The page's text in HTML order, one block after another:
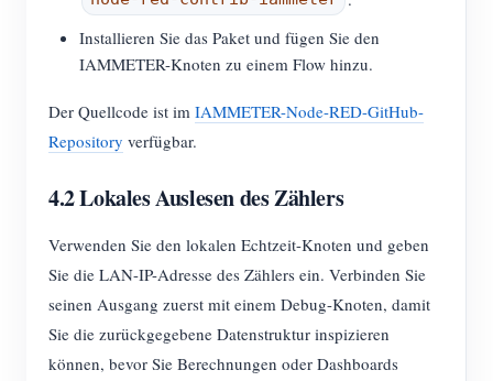
Installieren Sie das Paket und fügen Sie den
IAMMETER-Knoten zu einem Flow hinzu.
Der Quellcode ist im IAMMETER-Node-RED-GitHub-
Repository verfügbar.
4.2 Lokales Auslesen des Zählers
Verwenden Sie den lokalen Echtzeit-Knoten und geben
Sie die LAN-IP-Adresse des Zählers ein. Verbinden Sie
seinen Ausgang zuerst mit einem Debug-Knoten, damit
Sie die zurückgegebene Datenstruktur inspizieren
können, bevor Sie Berechnungen oder Dashboards